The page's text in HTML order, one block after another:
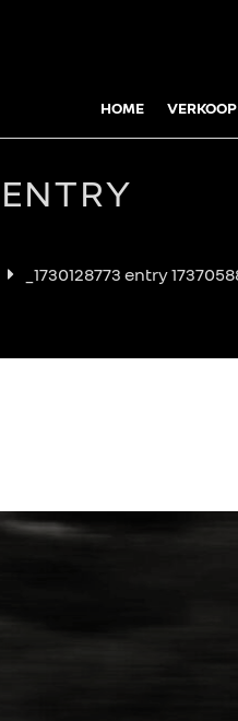
HOME VERKOOP
_1730128773 entry